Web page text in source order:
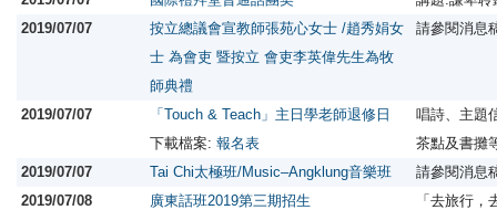
2019/07/07
按立總議會宣教師張苑心女士 /趙秀娟女
士 為會吏 暨按立 會吏李英偉先生為牧
師典禮
請參閱消息
2019/07/07
「Touch & Teach」主日學老師退修日
下載檔案: 報名表
唱詩、主題
茶點及書攤
2019/07/07
Tai Chi太極班/Music–Angklung音樂班
請參閱消息
2019/07/08
廣東話班2019第三期招生 「去旅行